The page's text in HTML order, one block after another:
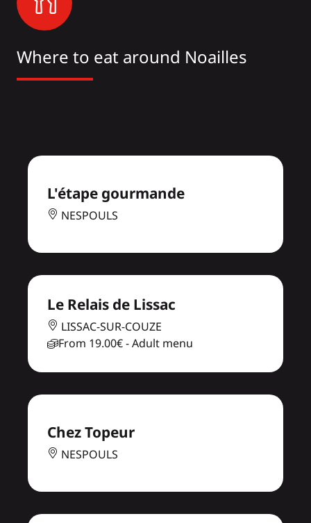
Where to eat around Noailles
L'étape gourmande
NESPOULS
Le Relais de Lissac
LISSAC-SUR-COUZE
From 19.00€- Adult menu
Chez Topeur
NESPOULS